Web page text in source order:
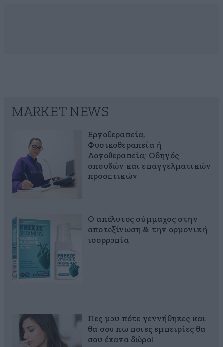
MARKET NEWS
Εργοθεραπεία,
Φυσικοθεραπεία ή
Λογοθεραπεία; Οδηγός
σπουδών και επαγγελματικών
προοπτικών
Ο απόλυτος σύμμαχος στην
αποτοξίνωση & την ορμονική
ισορροπία
Πες μου πότε γεννήθηκες και
θα σου πω ποιες εμπειρίες θα
σου έκανα δώρο!